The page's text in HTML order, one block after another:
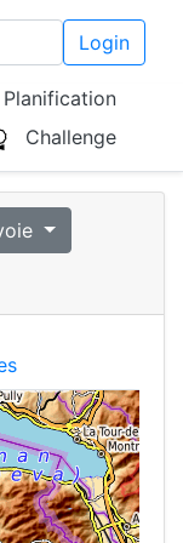
Login
Planification
Challenge